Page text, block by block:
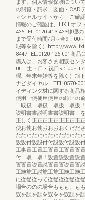
ます。個人情報保護につい
の閲覧・請求、図面・CAD
ィシャルサイトから ご確
情報のご確認は、LIXILオフ
436TEL.0120-413-433修理
まで受付時間/月∼金9：
暇等を除く）http://
8447TEL.0120-126-001商品
購入は、お客さま相談セン
00 土・日・祝日9：00∼17
暇、年末年始等を除く）旭
ナビダイヤル TEL.0570-
イディング材に関する商品
使用ご使使用使用の前にの
「取扱「取扱「取扱「取扱
説明書書説明書書説明書」
正しく正正正正正正正正正
使お使お使おおおおくだだ
たたたたたたたたたたたた
設設付設設付付設設付設設
工事置工置工置置工置置置
付「取「取「設置説設置説
置置置説置説置置置説置置
工施施工説施工施工施工施
に従従従って従従従従従従
場合ののの場合ももも、も
誤を誤を誤を誤をを誤誤を